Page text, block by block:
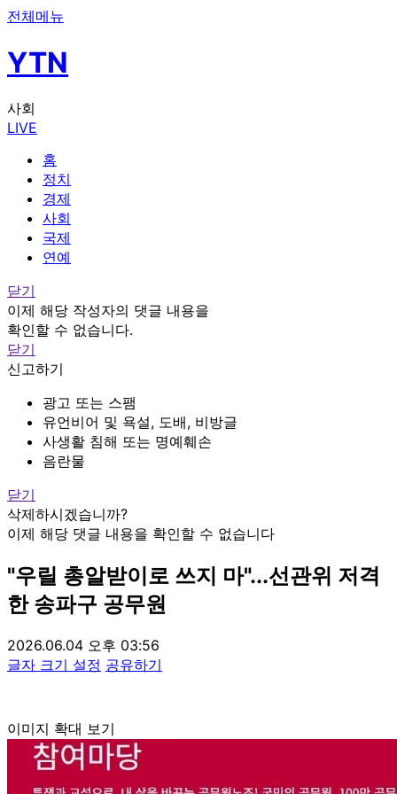
전체메뉴
YTN
사회
LIVE
홈
정치
경제
사회
국제
연예
닫기
이제 해당 작성자의 댓글 내용을
확인할 수 없습니다.
닫기
신고하기
광고 또는 스팸
유언비어 및 욕설, 도배, 비방글
사생활 침해 또는 명예훼손
음란물
닫기
삭제하시겠습니까?
이제 해당 댓글 내용을 확인할 수 없습니다
"우릴 총알받이로 쓰지 마"...선관위 저격
한 송파구 공무원
2026.06.04 오후 03:56
글자 크기 설정 공유하기
이미지 확대 보기